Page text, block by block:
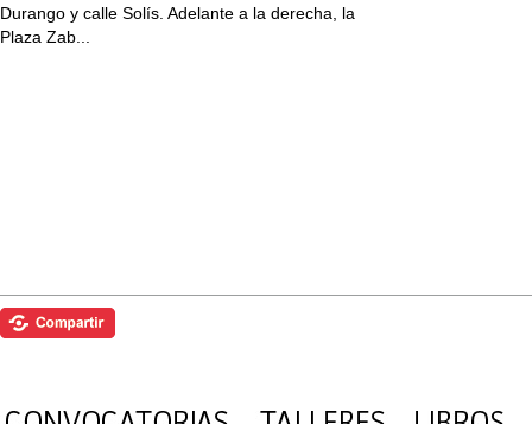
Durango y calle Solís. Adelante a la derecha, la
Plaza Zab...